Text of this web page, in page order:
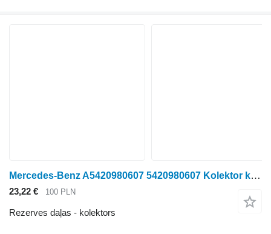
Mercedes-Benz A5420980607 5420980607 Kolektor kolektors
23,22 € 100 PLN
Rezerves daļas - kolektors